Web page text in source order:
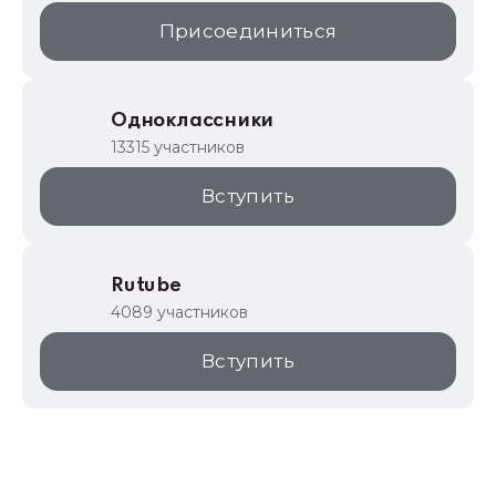
Присоединиться
Одноклассники
13315 участников
Вступить
Rutube
4089 участников
Вступить